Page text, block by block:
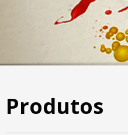
Produtos